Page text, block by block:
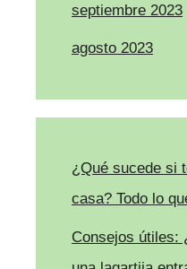
septiembre 2023
agosto 2023
¿Qué sucede si
casa? Todo lo
Consejos útiles: